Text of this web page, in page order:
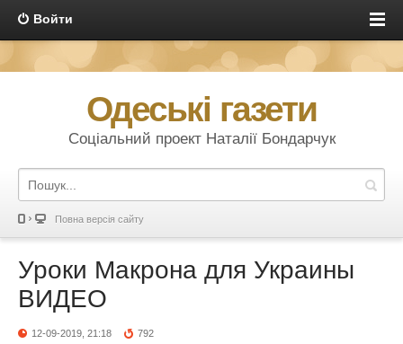
Войти
Одеські газети
Соціальний проект Наталії Бондарчук
Повна версія сайту
Уроки Макрона для Украины
ВИДЕО
12-09-2019, 21:18 792